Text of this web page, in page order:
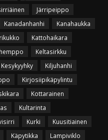
Järripeippo
Kanadanhanhi
Kanahaukka
Kattohaikara
Keltasirkku
Kesykyyhky
Kiljuhanhi
Kirjosiipikäpylintu
Kottarainen
Kultarinta
Kurki
Kuusitiainen
Käpytikka
Lampiviklo